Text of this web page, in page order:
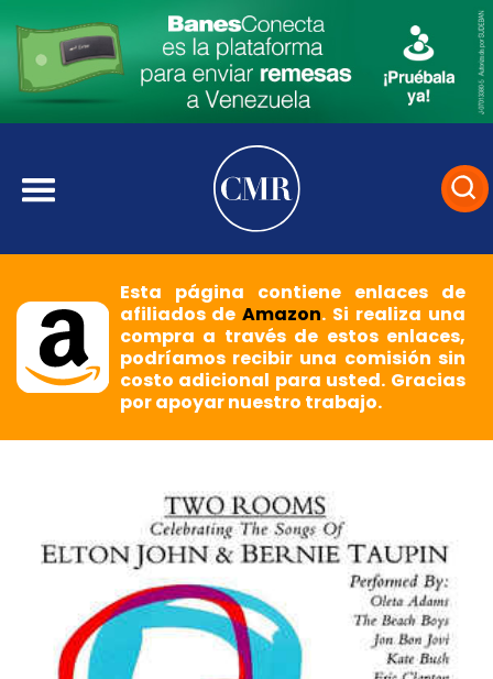
Esta página contiene enlaces de
afiliados deAmazon. Si realiza una
compra a través de estos enlaces,
podríamos recibir una comisión sin
costo adicional para usted. Gracias
por apoyar nuestro trabajo.